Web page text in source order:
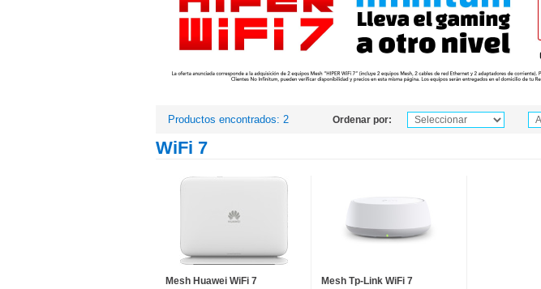
Productos encontrados: 2 Ordenar por:
WiFi 7
Mesh Huawei WiFi 7
Mesh Tp-Link WiFi 7